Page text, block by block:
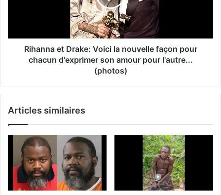
Rihanna et Drake: Voici la nouvelle façon pour
chacun d'exprimer son amour pour l'autre...
(photos)
Articles similaires